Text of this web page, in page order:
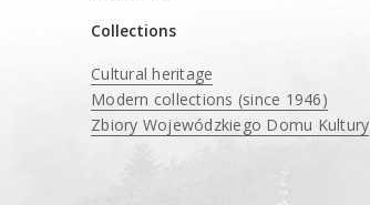
Collections
Cultural heritage
Modern collections (since 1946)
Zbiory Wojewódzkiego Domu Kultury